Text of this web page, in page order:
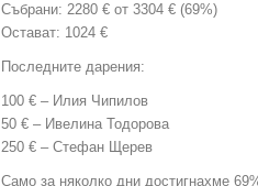
Събрани: 2280 € от 3304 € (69%)
Остават: 1024 €
Последните дарения:
100 € – Илия Чипилов
50 € – Ивелина Тодорова
250 € – Стефан Щерев
Само за няколко дни достигнахме